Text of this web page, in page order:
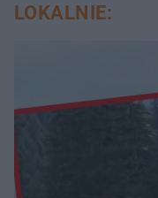
LOKALNIE: